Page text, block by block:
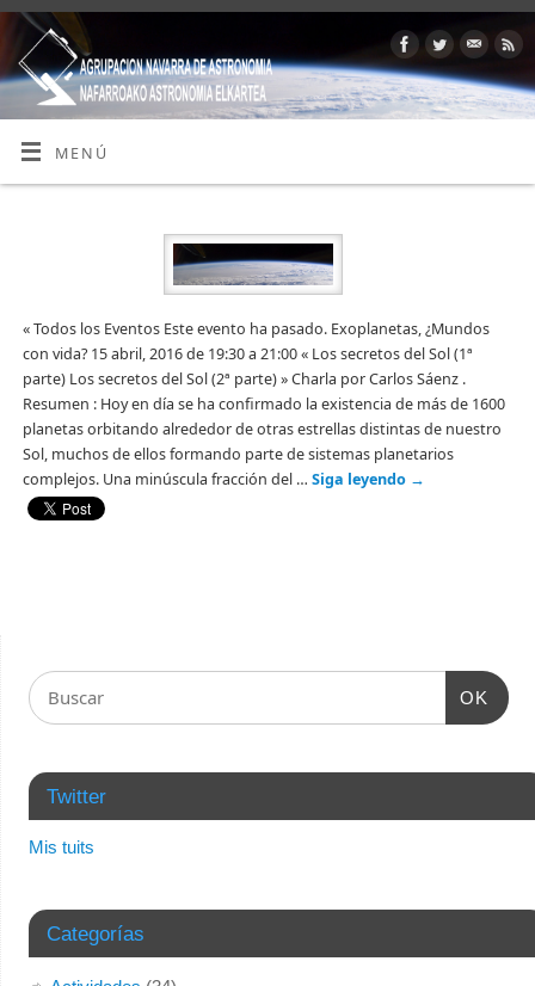
MENÚ
« Todos los Eventos Este evento ha pasado. Exoplanetas, ¿Mundos
con vida? 15 abril, 2016 de 19:30 a 21:00 « Los secretos del Sol (1ª
parte) Los secretos del Sol (2ª parte) » Charla por Carlos Sáenz .
Resumen : Hoy en día se ha confirmado la existencia de más de 1600
planetas orbitando alrededor de otras estrellas distintas de nuestro
Sol, muchos de ellos formando parte de sistemas planetarios
complejos. Una minúscula fracción del … Siga leyendo →
OK
Twitter
Mis tuits
Categorías